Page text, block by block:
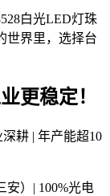
白光LED灯珠
世界里，选择台
更稳定！
耕 | 年产能超10
安）| 100%光电